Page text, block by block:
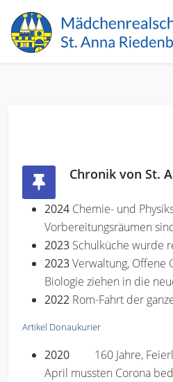
Chronik von St.
2024 Chemie- und
Vorbereitungsräumen
2023 Schulküche wurde
2023Verwaltung, Offene
Biologie ziehen in die
2022 Rom-Fahrt der
Artikel Donaukurier
2020
160 Jahre,
April mussten Corona